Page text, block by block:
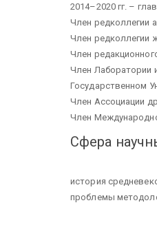
2014–2020 гг. –
Член редколлегии
Член редколлегии
Член
Член Лаборатории
Государственном
Член Ассоциации
Член
Сфера
история
проблемы